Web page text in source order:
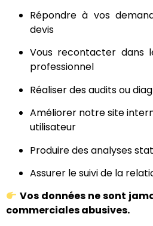
Répondre à vos
devis
Vous recontacter dans
professionnel
Réaliser des audits ou
Améliorer notre site
utilisateur
Produire des analyses
Assurer le suivi de la
Vos données ne sont
commerciales abusives.